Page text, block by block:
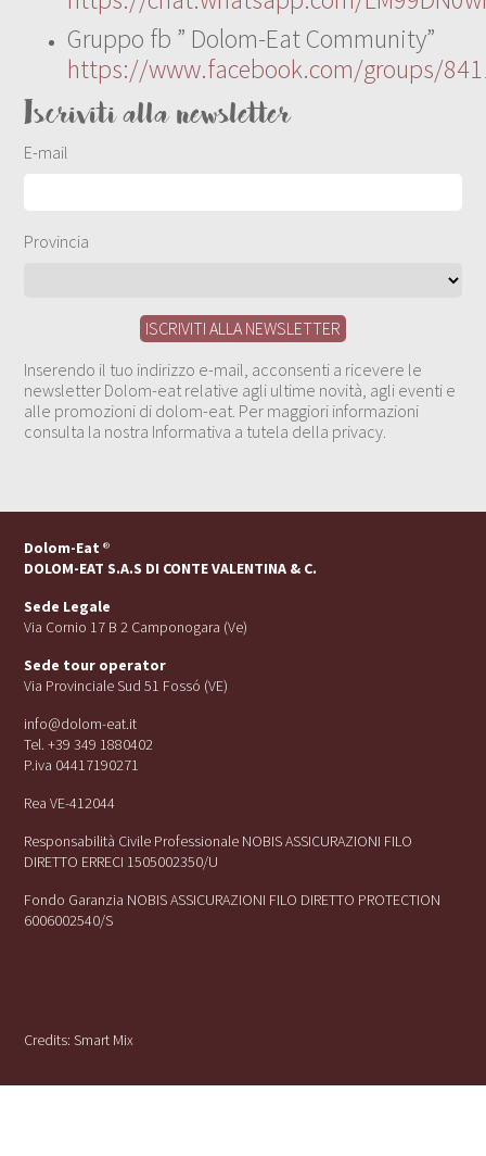
Gruppo fb ” Dolom-Eat Community”
https://www.facebook.com/groups/
Iscriviti alla newsletter
E-mail
Provincia
Inserendo il tuo indirizzo e-mail, acconsenti a ricevere le
newsletter Dolom-eat relative agli ultime novità, agli eventi e
alle promozioni di dolom-eat. Per maggiori informazioni
consulta la nostra Informativa a tutela della privacy.
Dolom-Eat ®
DOLOM-EAT S.A.S DI CONTE VALENTINA & C.
Sede Legale
Via Cornio 17 B 2 Camponogara (Ve)
Sede tour operator
Via Provinciale Sud 51 Fossó (VE)
info@dolom-eat.it
Tel. +39 349 1880402
P.iva 04417190271
Rea VE-412044
Responsabilità Civile Professionale NOBIS ASSICURAZIONI FILO
DIRETTO ERRECI 1505002350/U
Fondo Garanzia NOBIS ASSICURAZIONI FILO DIRETTO PROTECTION
6006002540/S
Credits:Smart Mix